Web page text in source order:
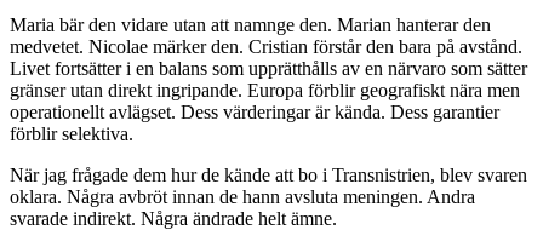
Maria bär den vidare utan att namnge den. Marian hanterar den
medvetet. Nicolae märker den. Cristian förstår den bara på avstånd.
Livet fortsätter i en balans som upprätthålls av en närvaro som sätter
gränser utan direkt ingripande. Europa förblir geografiskt nära men
operationellt avlägset. Dess värderingar är kända. Dess garantier
förblir selektiva.
När jag frågade dem hur de kände att bo i Transnistrien, blev svaren
oklara. Några avbröt innan de hann avsluta meningen. Andra
svarade indirekt. Några ändrade helt ämne.